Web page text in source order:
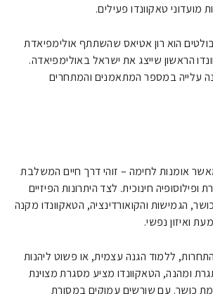
טאקוונדו פעילים.
הוא רון אטיאס שהשתתף אולימפיאדת
הטאקוונדו הראשון שייצג את ישראל באולימפיאדה.
עלייה במספר המתאמנים והמתחרים
אומנות לחימה – זוהי דרך חיים המשלבת
ופילוסופיה חינוכית. לצד היתרונות הפיזיים
הגמישות והקואורדינציה, הטאקוונדו מקנה
ואיזון נפשי.
ללמוד הגנה עצמית, או פשוט ליהנות
ומהנה, הטאקוונדו מציע מסגרת מצוינת
כושר. עם שורשים עמוקים במסורת